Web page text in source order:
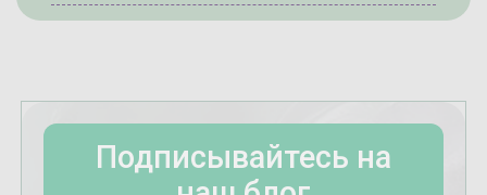
Подписывайтесь на